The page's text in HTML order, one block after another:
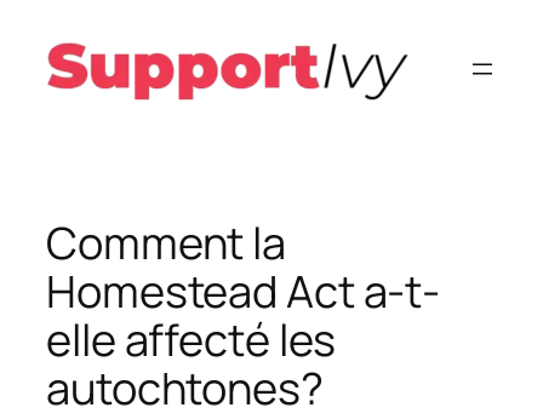
contenu
Comment la
Homestead Act a-t-
elle affecté les
autochtones?